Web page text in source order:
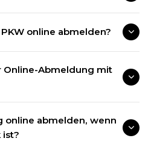
online abmelden?
Online-Abmeldung mit
online abmelden, wenn
ist?